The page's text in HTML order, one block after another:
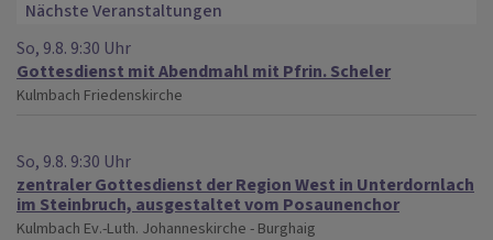
Nächste Veranstaltungen
So, 9.8. 9:30 Uhr
Gottesdienst mit Abendmahl mit Pfrin. Scheler
Kulmbach Friedenskirche
So, 9.8. 9:30 Uhr
zentraler Gottesdienst der Region West in Unterdornlach
im Steinbruch, ausgestaltet vom Posaunenchor
Kulmbach Ev.-Luth. Johanneskirche - Burghaig